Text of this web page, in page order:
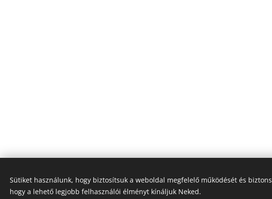
© 2018 MP
Sütiket használunk, hogy biztosítsuk a weboldal megfelelő működését és
hogy a lehető legjobb felhasználói élményt kínáljuk Neked.